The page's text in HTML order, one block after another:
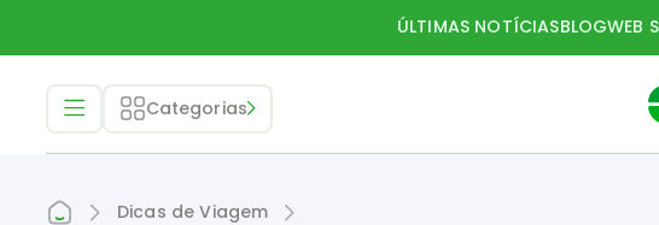
ÚLTIMAS NOTÍCIASBLOGWEB
Categorias
Dicas de Viagem